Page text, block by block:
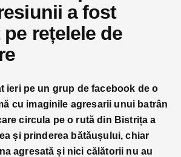
a fost
rețelele de
ieri pe un grup de facebook de o
cu imaginile agresarii unui batrân
circula pe o rută din Bistrița a
și prinderea bătăușului, chiar
agresată și nici călătorii nu au